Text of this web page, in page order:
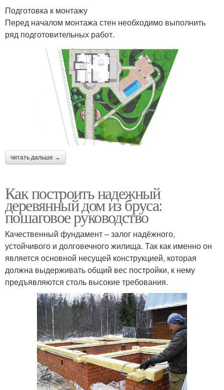
Подготовка к монтажу
Перед началом монтажа стен необходимо выполнить
ряд подготовительных работ.
читать дальше →
Как построить надежный
деревянный дом из бруса:
пошаговое руководство
Качественный фундамент – залог надёжного,
устойчивого и долговечного жилища. Так как именно он
является основной несущей конструкцией, которая
должна выдерживать общий вес постройки, к нему
предъявляются столь высокие требования.